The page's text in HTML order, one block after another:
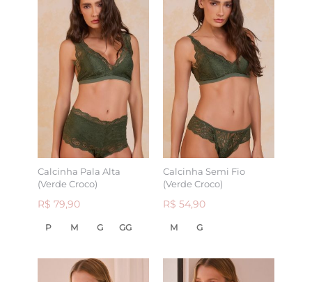
Calcinha Pala Alta
(Verde Croco)
R$ 79,90
P M G GG
Calcinha Semi Fio
(Verde Croco)
R$ 54,90
M G